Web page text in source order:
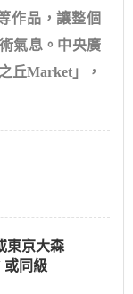
作品，讓整個
氣息。中央廣
丘Market」，
東京大森
同級